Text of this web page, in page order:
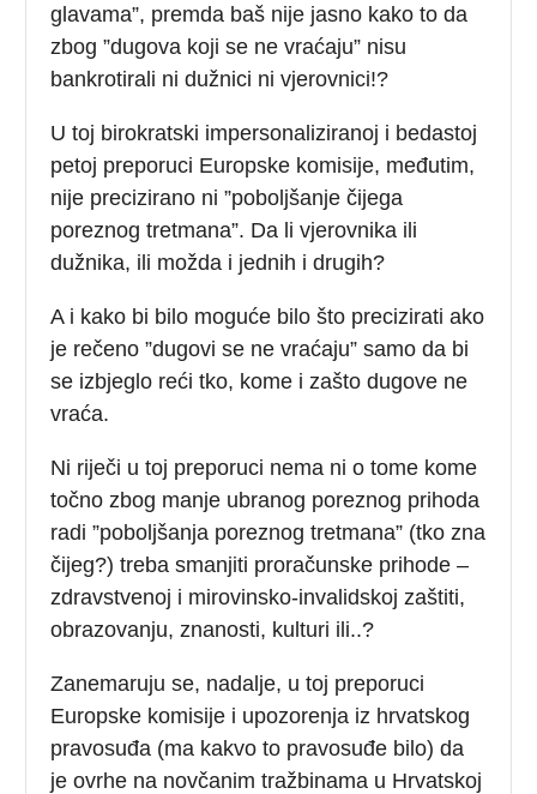
glavama”, premda baš nije jasno kako to da
zbog ”dugova koji se ne vraćaju” nisu
bankrotirali ni dužnici ni vjerovnici!?
U toj birokratski impersonaliziranoj i bedastoj
petoj preporuci Europske komisije, međutim,
nije precizirano ni ”poboljšanje čijega
poreznog tretmana”. Da li vjerovnika ili
dužnika, ili možda i jednih i drugih?
A i kako bi bilo moguće bilo što precizirati ako
je rečeno ”dugovi se ne vraćaju” samo da bi
se izbjeglo reći tko, kome i zašto dugove ne
vraća.
Ni riječi u toj preporuci nema ni o tome kome
točno zbog manje ubranog poreznog prihoda
radi ”poboljšanja poreznog tretmana” (tko zna
čijeg?) treba smanjiti proračunske prihode –
zdravstvenoj i mirovinsko-invalidskoj zaštiti,
obrazovanju, znanosti, kulturi ili..?
Zanemaruju se, nadalje, u toj preporuci
Europske komisije i upozorenja iz hrvatskog
pravosuđa (ma kakvo to pravosuđe bilo) da
je ovrhe na novčanim tražbinama u Hrvatskoj